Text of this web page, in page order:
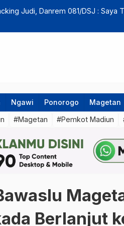
Peminat, Belum Ada Pelamar
Ngawi Ponorogo Magetan
#Magetan #Pemkot Madiun
Berlanjut